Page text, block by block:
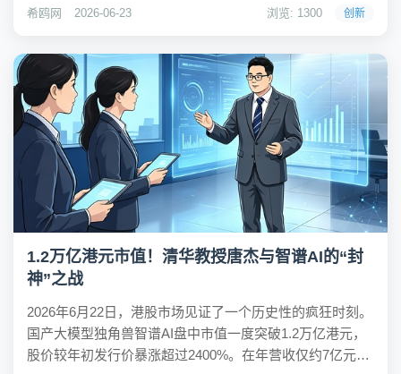
单纯的产品销售已难以满足复杂的睡眠需求。消费者开始
希鸥网 2026-06-23 浏览: 1300 创新
1.2万亿港元市值！清华教授唐杰与智谱AI的“封
神”之战
2026年6月22日，港股市场见证了一个历史性的疯狂时刻。
国产大模型独角兽智谱AI盘中市值一度突破1.2万亿港元，
股价较年初发行价暴涨超过2400%。在年营收仅约7亿元、